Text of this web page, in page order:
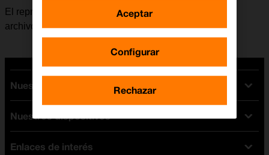
El reproductor de música se utiliza para escuchar los
archivos de música que han sido transferidos al móvil.
Nuestras tarifas
Tarifas Orange
Tarifas fibra y móvil
Nuestros dispositivos
Ofertas en móviles
Enlaces de interés
Configurar
Rechazar
Aceptar